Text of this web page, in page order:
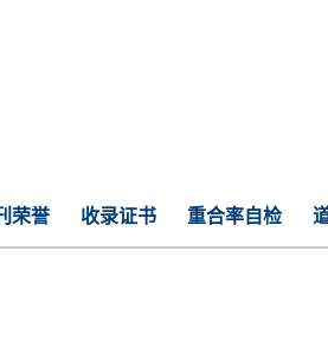
荣誉 收录证书 重合率自检